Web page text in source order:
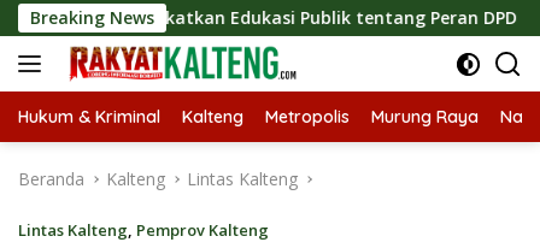
Langsung
ke
konten
Breaking News
Tingkatkan Edukasi Publik tentang Peran DPD RI
Hukum & Kriminal Kalteng Metropolis Murung Raya
Beranda Kalteng Lintas Kalteng
Lintas Kalteng, Pemprov Kalteng